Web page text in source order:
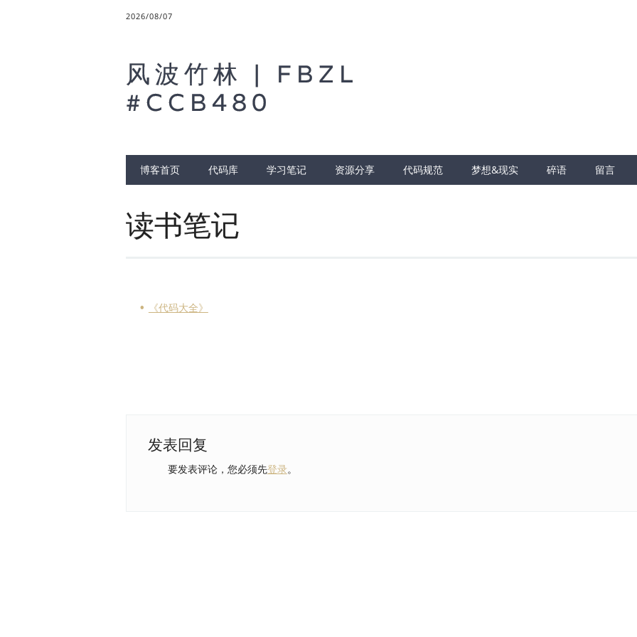
2026/08/07
风波竹林 | FBZL
#CCB480
Main menu
博客首页 代码库 学习笔记 资源分享 代码规范 梦想&现实 碎语 留言
读书笔记
《代码大全》
发表回复
要发表评论，您必须先登录。